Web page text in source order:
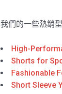
我們的一些熱銷
High-
Shorts for
Fashionable
Short Sleeve